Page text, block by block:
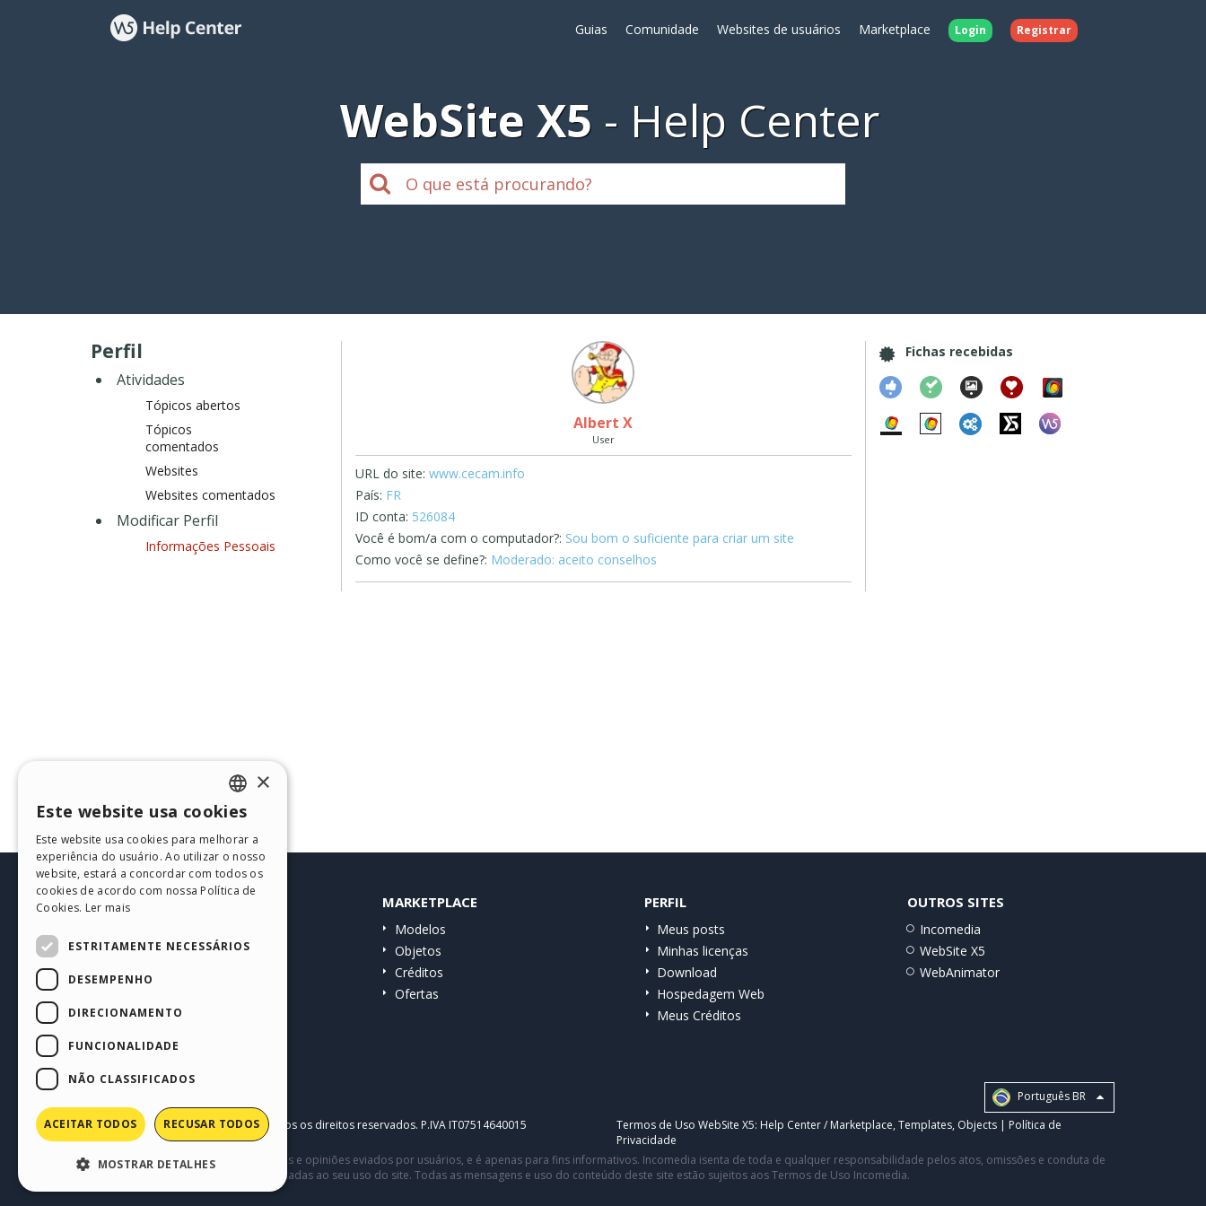
Guias Comunidade Websites de usuários Marketplace Login Registrar
WebSite X5 Help Center
Perfil
Atividades
Tópicos abertos
Tópicos
comentados
Websites
Websites comentados
Modificar Perfil
Informações Pessoais
Albert X
User
URL do site: www.cecam.info
País: FR
ID conta: 526084
Você é bom/a com o computador?: Sou bom o suficiente para criar um site
Como você se define?: Moderado: aceito conselhos
Fichas recebidas
HELP CENTER
Comunidade
Websites de usuários
MARKETPLACE
Modelos
Objetos
Créditos
Ofertas
PERFIL
Meus posts
Minhas licenças
Download
Hospedagem Web
Meus Créditos
OUTROS SITES
Incomedia
WebSite X5
WebAnimator
Português BR
Copyright © 2026Incomedia s.r.l. Todos os direitos reservados. P.IVA IT07514640015 Termos de Uso WebSite X5: Help Center / Marketplace, Templates, Objects | Política de
Privacidade
Este site contém conteúdo comentários e opiniões eviados por usuários, e é apenas para fins informativos. Incomedia isenta de toda e qualquer responsabilidade pelos atos, omissões e conduta de
terceiros em conexão com ou relacionadas ao seu uso do site. Todas as mensagens e uso do conteúdo deste site estão sujeitos aos Termos de Uso Incomedia.
ENGLISH
ITALIAN
GERMAN
PORTUGUESE
×
Este website usa cookies
Este website usa cookies para melhorar a
experiência do usuário. Ao utilizar o nosso
website, estará a concordar com todos os
cookies de acordo com nossa Política de
Cookies. Ler mais
ESTRITAMENTE NECESSÁRIOS
DESEMPENHO
DIRECIONAMENTO
FUNCIONALIDADE
NÃO CLASSIFICADOS
ACEITAR TODOS RECUSAR TODOS
MOSTRAR DETALHES